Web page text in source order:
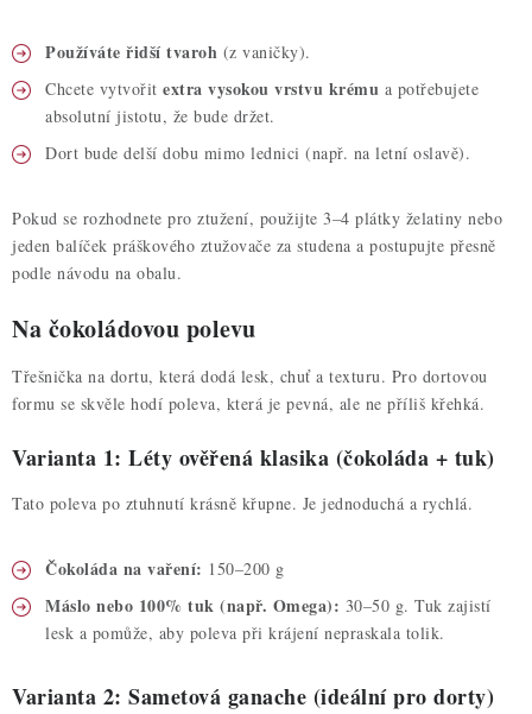
Používáte řidší tvaroh (z vaničky).
Chcete vytvořit extra vysokou vrstvu krému a potřebujete
absolutní jistotu, že bude držet.
Dort bude delší dobu mimo lednici (např. na letní oslavě).
Pokud se rozhodnete pro ztužení, použijte 3–4 plátky želatiny nebo
jeden balíček práškového ztužovače za studena a postupujte přesně
podle návodu na obalu.
Na čokoládovou polevu
Třešnička na dortu, která dodá lesk, chuť a texturu. Pro dortovou
formu se skvěle hodí poleva, která je pevná, ale ne příliš křehká.
Varianta 1: Léty ověřená klasika (čokoláda + tuk)
Tato poleva po ztuhnutí krásně křupne. Je jednoduchá a rychlá.
Čokoláda na vaření: 150–200 g
Máslo nebo 100% tuk (např. Omega): 30–50 g. Tuk zajistí
lesk a pomůže, aby poleva při krájení nepraskala tolik.
Varianta 2: Sametová ganache (ideální pro dorty)